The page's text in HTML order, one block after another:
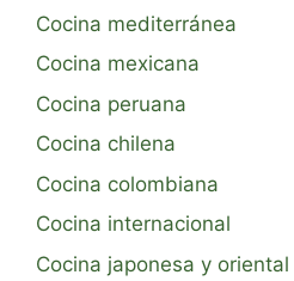
Cocina mediterránea
Cocina mexicana
Cocina peruana
Cocina chilena
Cocina colombiana
Cocina internacional
Cocina japonesa y oriental